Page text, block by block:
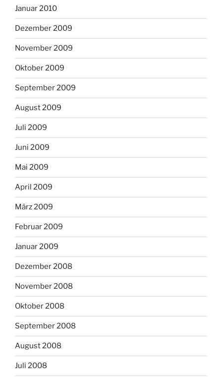
Januar 2010
Dezember 2009
November 2009
Oktober 2009
September 2009
August 2009
Juli 2009
Juni 2009
Mai 2009
April 2009
März 2009
Februar 2009
Januar 2009
Dezember 2008
November 2008
Oktober 2008
September 2008
August 2008
Juli 2008